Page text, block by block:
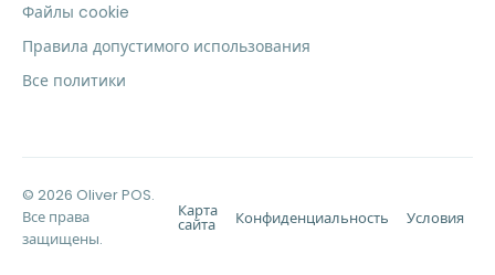
Файлы cookie
Правила допустимого использования
Все политики
© 2026 Oliver POS.
Все права
защищены.
Карта
сайта Конфиденциальность Условия